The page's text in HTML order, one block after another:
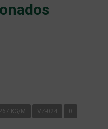
267 KG/M VZ-024 0